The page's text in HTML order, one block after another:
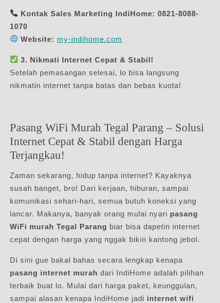
Kontak Sales Marketing IndiHome: 0821-8088-
1070
Website: my-indihome.com
3. Nikmati Internet Cepat & Stabil!
Setelah pemasangan selesai, lo bisa langsung
nikmatin internet tanpa batas dan bebas kuota!
Pasang WiFi Murah Tegal Parang – Solusi
Internet Cepat & Stabil dengan Harga
Terjangkau!
Zaman sekarang, hidup tanpa internet? Kayaknya
susah banget, bro! Dari kerjaan, hiburan, sampai
komunikasi sehari-hari, semua butuh koneksi yang
lancar. Makanya, banyak orang mulai nyari pasang
WiFi murah Tegal Parang biar bisa dapetin internet
cepat dengan harga yang nggak bikin kantong jebol.
Di sini gue bakal bahas secara lengkap kenapa
pasang internet murah dari IndiHome adalah pilihan
terbaik buat lo. Mulai dari harga paket, keunggulan,
sampai alasan kenapa IndiHome jadi internet wifi